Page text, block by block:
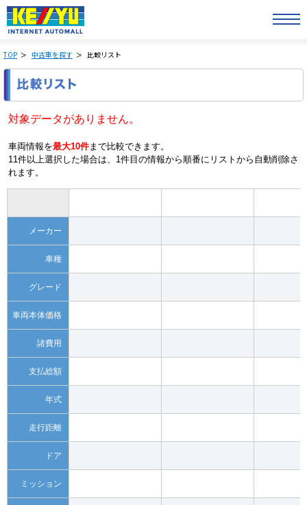
TOP 中古車を探す 比較リスト
対象データがありません。
車両情報を最大10件まで比較できます。
11件以上選択した場合は、1件目の情報から順番にリストから自動削除さ
れます。
メーカー
車種
グレード
車両本体価格
諸費用
支払総額
年式
走行距離
ドア
ミッション